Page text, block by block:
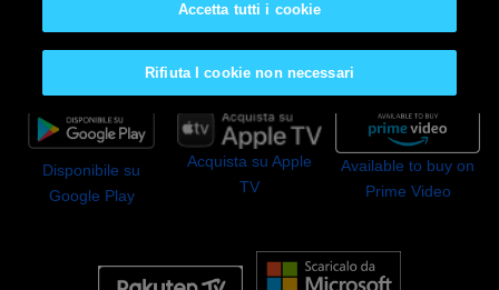
Rifiuta I cookie non necessari
Accetta tutti i cookie
Disponibile su
Google Play
Acquista su Apple
TV
Available to buy on
Prime Video